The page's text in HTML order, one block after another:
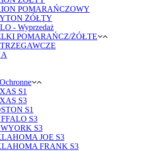
POMARAŃCZOWY
ŻÓŁTY
- Wyprzedaż
POMARAŃCZ/ŻÓŁTE
S1
S3
S1
S3
S3
JOE S3
FRANK S3